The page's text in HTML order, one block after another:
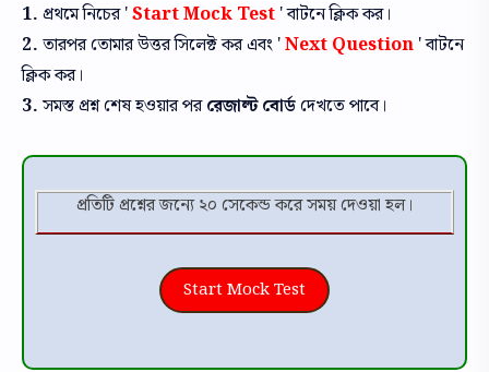
1. প্রথমে নিচের 'Start Mock Test ' বাটনে ক্লিক কর।
2. তারপর তোমার উত্তর সিলেক্ট কর এবং 'Next Question ' বাটনে
ক্লিক কর।
3. সমস্ত প্রশ্ন শেষ হওয়ার পররেজাল্ট বোর্ডদেখতে পাবে।
প্রতিটি প্রশ্নের জন্যে ২০ সেকেন্ড করে সময় দেওয়া হল।
Start Mock Test